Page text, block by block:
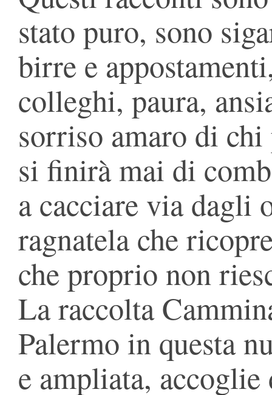
stato puro, sono
birre e
colleghi, paura,
sorriso amaro di chi
si finirà mai di
a cacciare via dagli
ragnatela che
che proprio non
La raccolta
Palermo in questa
e ampliata,